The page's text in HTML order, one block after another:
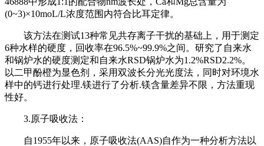
(0~3)×10moL/L浓度范围内符合比耳定律。
该方法在测试13种常见共存离子干扰的基础上，用于测定
6种水样的硬度，回收率在96.5%~99.9%之间。研究了自来水
和锅炉水的硬度测定和自来水RSD锅炉水为1.2%RSD2.2%。
以二甲酚橙为显色剂，采用双波长分光光度法，同时对环境水
样中的钙进行处理.镁进行了分析.镁含量差异不限，方法重现
性好。
3.原子吸收法：
自1955年以来，原子吸收法(AAS)自作为一种分析方法以